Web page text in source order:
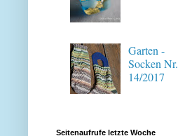
Garten -
Socken Nr.
14/2017
Seitenaufrufe letzte Woche